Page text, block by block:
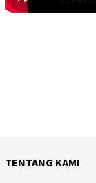
TENTANG KAMI